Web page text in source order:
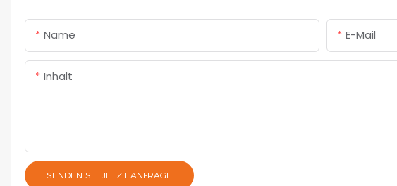
Name E-Mail
Inhalt
SENDEN SIE JETZT ANFRAGE